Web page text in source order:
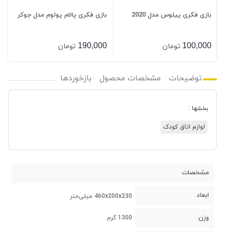
بازی فکری پیلوس مدل 2020
100,000 تومان
بازی فکری پالام پولوم مدل جوکر
190,000 تومان
توضیحات مشخصات محصول بازخوردها
بخشها :
لوازم اتاق کودک
مشخصات
ابعاد 460x200x230 میلی‌متر
وزن 1300 گرم